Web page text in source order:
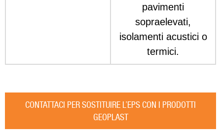
pavimenti
sopraelevati,
isolamenti acustici o
termici.
CONTATTACI PER SOSTITUIRE L’EPS CON I PRODOTTI
GEOPLAST